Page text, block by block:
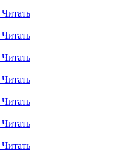
Читать
Читать
Читать
Читать
Читать
Читать
Читать